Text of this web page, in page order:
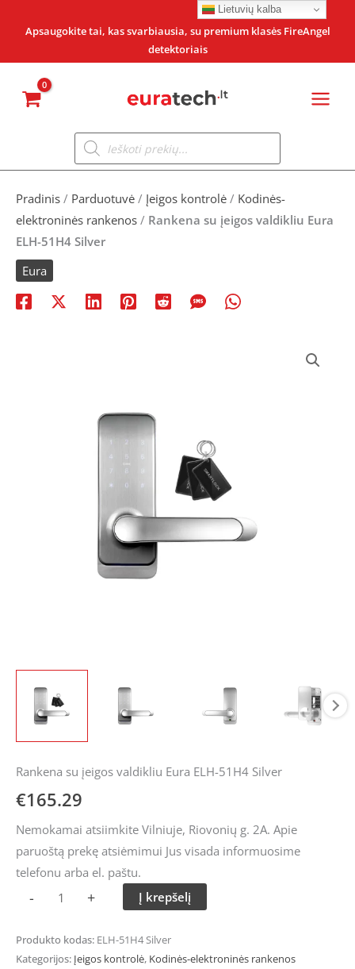
Apsaugokite tai, kas svarbiausia, su premium klasės FireAngel
detektoriais
Products
search
Pradinis / Parduotuvė / Įeigos kontrolė / Kodinės-
elektroninės rankenos / Rankena su įeigos valdikliu Eura
ELH-51H4 Silver
Eura
Rankena su įeigos valdikliu Eura ELH-51H4 Silver
€165.29
Nemokamai atsiimkite Vilniuje, Riovonių g. 2A. Apie
paruoštą prekę atsiėmimui Jus visada informuosime
telefonu arba el. paštu.
- + Į krepšelį
Produkto kodas: ELH-51H4 Silver
Kategorijos: Įeigos kontrolė, Kodinės-elektroninės rankenos
Lietuvių kalba